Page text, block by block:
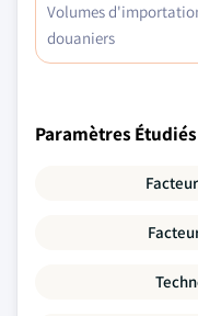
Volumes
douaniers
Paramètres